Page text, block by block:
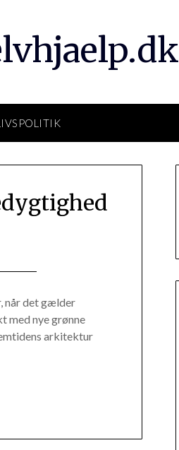
når det gælder
med nye grønne
arkitektur